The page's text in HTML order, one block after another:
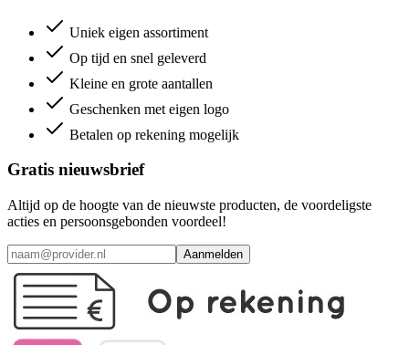
Uniek eigen assortiment
Op tijd en snel geleverd
Kleine en grote aantallen
Geschenken met eigen logo
Betalen op rekening mogelijk
Gratis nieuwsbrief
Altijd op de hoogte van de nieuwste producten, de voordeligste
acties en persoonsgebonden voordeel!
Aanmelden